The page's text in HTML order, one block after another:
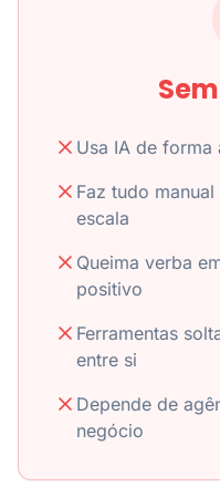
Usa IA de forma
Faz tudo
escala
Queima verba
positivo
Ferramentas
entre si
Depende de
negócio